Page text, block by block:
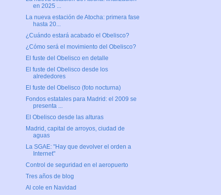
en 2025 ...
La nueva estación de Atocha: primera fase
hasta 20...
¿Cuándo estará acabado el Obelisco?
¿Cómo será el movimiento del Obelisco?
El fuste del Obelisco en detalle
El fuste del Obelisco desde los
alrededores
El fuste del Obelisco (foto nocturna)
Fondos estatales para Madrid: el 2009 se
presenta ...
El Obelisco desde las alturas
Madrid, capital de arroyos, ciudad de
aguas
La SGAE: "Hay que devolver el orden a
Internet"
Control de seguridad en el aeropuerto
Tres años de blog
Al cole en Navidad